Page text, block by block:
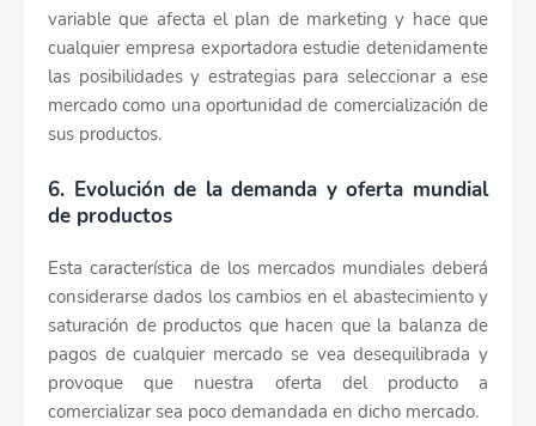
variable que afecta el plan de marketing y hace que
cualquier empresa exportadora estudie detenidamente
las posibilidades y estrategias para seleccionar a ese
mercado como una oportunidad de comercialización de
sus productos.
6. Evolución de la demanda y oferta mundial
de productos
Esta característica de los mercados mundiales deberá
considerarse dados los cambios en el abastecimiento y
saturación de productos que hacen que la balanza de
pagos de cualquier mercado se vea desequilibrada y
provoque que nuestra oferta del producto a
comercializar sea poco demandada en dicho mercado.